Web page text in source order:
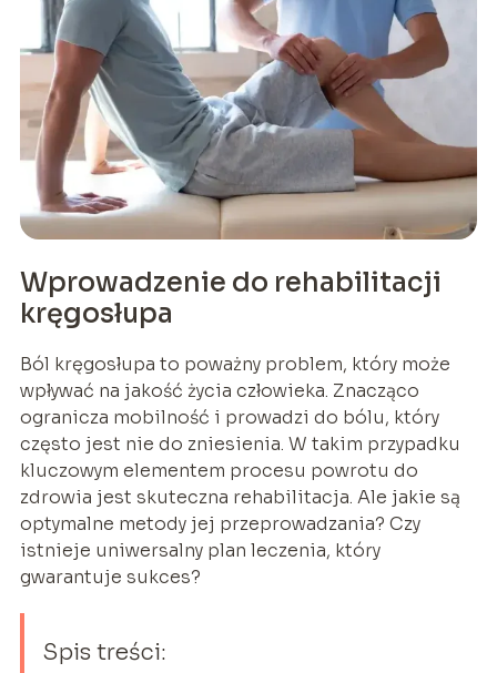
Wprowadzenie do rehabilitacji
kręgosłupa
Ból kręgosłupa to poważny problem, który może
wpływać na jakość życia człowieka. Znacząco
ogranicza mobilność i prowadzi do bólu, który
często jest nie do zniesienia. W takim przypadku
kluczowym elementem procesu powrotu do
zdrowia jest skuteczna rehabilitacja. Ale jakie są
optymalne metody jej przeprowadzania? Czy
istnieje uniwersalny plan leczenia, który
gwarantuje sukces?
Spis treści: